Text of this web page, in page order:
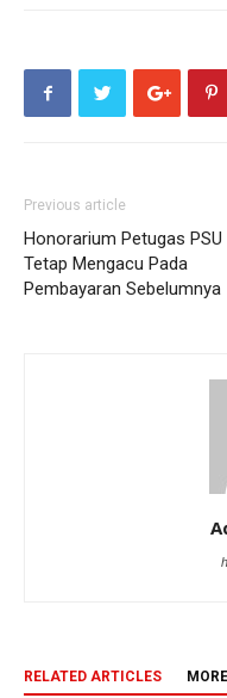
Previous article
Honorarium Petugas PSU
Tetap Mengacu Pada
Pembayaran Sebelumnya
RELATED ARTICLES